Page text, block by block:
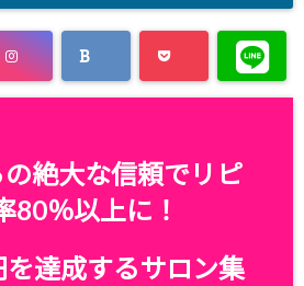
絶大な信頼でリピ
80％以上に！
達成するサロン集